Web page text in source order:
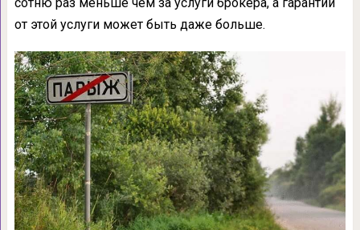
от этой услуги может быть даже больше.